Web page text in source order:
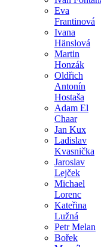
Eva
Frantinová
Ivana
Hänslová
Martin
Honzák
Oldřich
Antonín
Hostaša
Adam El
Chaar
Jan Kux
Ladislav
Kvasnička
Jaroslav
Lejček
Michael
Lorenc
Kateřina
Lužná
Petr Melan
Bořek